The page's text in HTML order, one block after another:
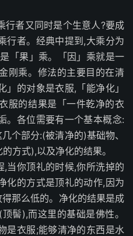
者又同时是个生意人?要成
行者。经典中提到,大乘分为
「果」乘。「因」乘就是一
刚乘。修法的主要目的在清
的对象是衣服,「能净化」
服的结果是「一件乾净的衣
。各位需要有一个基本概念:
个部分:(被清净的)基础物、
方式),以及净化的结果。
你顶礼的时候,你所洗掉的
化的方式是顶礼的动作,因为
得那么低的。净化的结果是成
髻),而这里的基础是佛性。
是衣服;能够清净的东西是水